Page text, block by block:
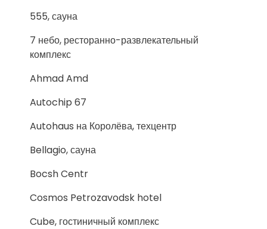
555, сауна
7 небо, ресторанно-развлекательный
комплекс
Ahmad Amd
Autochip 67
Autohaus на Королёва, техцентр
Bellagio, сауна
Bocsh Centr
Cosmos Petrozavodsk hotel
Cube, гостиничный комплекс